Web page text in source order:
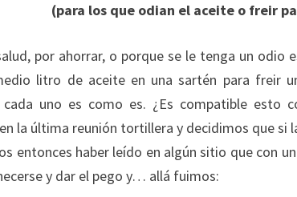
(para los que odian el aceite o freir
por ahorrar, o porque se le tenga un odio
litro de aceite en una sartén para freir
cada uno es como es. ¿Es compatible esto
la última reunión tortillera y decidimos que si
entonces haber leído en algún sitio que con
y dar el pego y… allá fuimos: